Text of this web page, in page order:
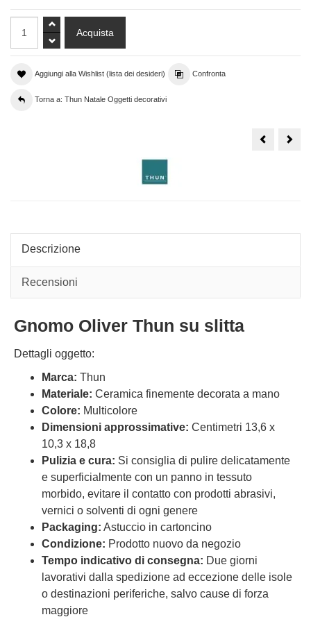
Aggiungi alla Wishlist (lista dei desideri) Confronta
Torna a: Thun Natale Oggetti decorativi
Boule
Descrizione
Recensioni
Gnomo Oliver Thun su slitta
Dettagli oggetto:
Marca: Thun
Materiale: Ceramica finemente decorata a mano
Colore: Multicolore
Dimensioni approssimative: Centimetri 13,6 x
10,3 x 18,8
Pulizia e cura: Si consiglia di pulire delicatamente
e superficialmente con un panno in tessuto
morbido, evitare il contatto con prodotti abrasivi,
vernici o solventi di ogni genere
Packaging: Astuccio in cartoncino
Condizione: Prodotto nuovo da negozio
Tempo indicativo di consegna: Due giorni
lavorativi dalla spedizione ad eccezione delle isole
o destinazioni periferiche, salvo cause di forza
maggiore